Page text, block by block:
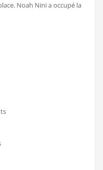
Noah Nini a occupé la